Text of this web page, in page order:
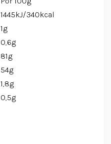
1445kJ/340kcal
1g
0,6g
81g
54g
1,8g
0,5g